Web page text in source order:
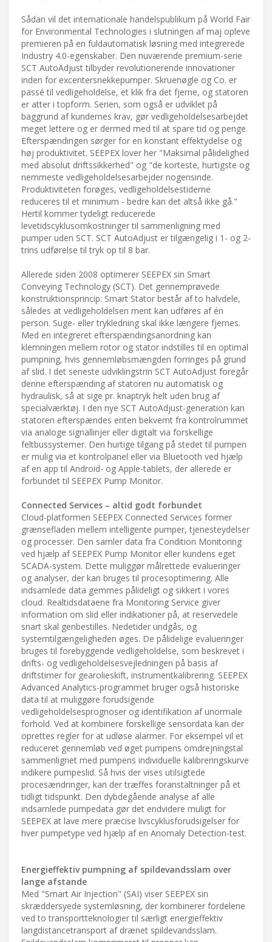
Sådan vil det internationale handelspublikum på World Fair
for Environmental Technologies i slutningen af maj opleve
premieren på en fuldautomatisk løsning med integrerede
Industry 4.0-egenskaber. Den nuværende premium-serie
SCT AutoAdjust tilbyder revolutionerende innovationer
inden for excentersnekkepumper. Skruenøgle og Co. er
passé til vedligeholdelse, et klik fra det fjerne, og statoren
er atter i topform. Serien, som også er udviklet på
baggrund af kundernes krav, gør vedligeholdelsesarbejdet
meget lettere og er dermed med til at spare tid og penge.
Efterspændingen sørger for en konstant effektydelse og
høj produktivitet. SEEPEX lover her "Maksimal pålidelighed
med absolut driftssikkerhed" og "de korteste, hurtigste og
nemmeste vedligeholdelsesarbejder nogensinde.
Produktiviteten forøges, vedligeholdelsestiderne
reduceres til et minimum - bedre kan det altså ikke gå."
Hertil kommer tydeligt reducerede
levetidscyklusomkostninger til sammenligning med
pumper uden SCT. SCT AutoAdjust er tilgængelig i 1- og 2-
trins udførelse til tryk op til 8 bar.
Allerede siden 2008 optimerer SEEPEX sin Smart
Conveying Technology (SCT). Det gennemprøvede
konstruktionsprincip: Smart Stator består af to halvdele,
således at vedligeholdelsen ment kan udføres af én
person. Suge- eller trykledning skal ikke længere fjernes.
Med en integreret efterspændingsanordning kan
klemningen mellem rotor og stator indstilles til en optimal
pumpning, hvis gennemløbsmængden forringes på grund
af slid. I det seneste udviklingstrin SCT AutoAdjust foregår
denne efterspænding af statoren nu automatisk og
hydraulisk, så at sige pr. knaptryk helt uden brug af
specialværktøj. I den nye SCT AutoAdjust-generation kan
statoren efterspændes enten bekvemt fra kontrolrummet
via analoge signallinjer eller digitalt via forskellige
feltbussystemer. Den hurtige tilgang på stedet til pumpen
er mulig via et kontrolpanel eller via Bluetooth ved hjælp
af en app til Android- og Apple-tablets, der allerede er
forbundet til SEEPEX Pump Monitor.
Connected Services – altid godt forbundet
Cloud-platformen SEEPEX Connected Services former
grænsefladen mellem intelligente pumper, tjenesteydelser
og processer. Den samler data fra Condition Monitoring
ved hjælp af SEEPEX Pump Monitor eller kundens eget
SCADA-system. Dette muliggør målrettede evalueringer
og analyser, der kan bruges til procesoptimering. Alle
indsamlede data gemmes pålideligt og sikkert i vores
cloud. Realtidsdataene fra Monitoring Service giver
information om slid eller indikationer på, at reservedele
snart skal genbestilles. Nedetider undgås, og
systemtilgængeligheden øges. De pålidelige evalueringer
bruges til forebyggende vedligeholdelse, som beskrevet i
drifts- og vedligeholdelsesvejledningen på basis af
driftstimer for gearolieskift, instrumentkalibrering. SEEPEX
Advanced Analytics-programmet bruger også historiske
data til at muliggøre forudsigende
vedligeholdelsesprognoser og identifikation af unormale
forhold. Ved at kombinere forskellige sensordata kan der
oprettes regler for at udløse alarmer. For eksempel vil et
reduceret gennemløb ved øget pumpens omdrejningstal
sammenlignet med pumpens individuelle kalibreringskurve
indikere pumpeslid. Så hvis der vises utilsigtede
procesændringer, kan der træffes foranstaltninger på et
tidligt tidspunkt. Den dybdegående analyse af alle
indsamlede pumpedata gør det endvidere muligt for
SEEPEX at lave mere præcise livscyklusforudsigelser for
hver pumpetype ved hjælp af en Anomaly Detection-test.
Energieffektiv pumpning af spildevandsslam over
lange afstande
Med "Smart Air Injection" (SAI) viser SEEPEX sin
skræddersyede systemløsning, der kombinerer fordelene
ved to transportteknologier til særligt energieffektiv
langdistancetransport af drænet spildevandsslam.